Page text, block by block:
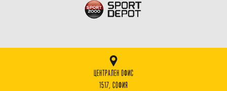
ЦЕНТРАЛЕН ОФИС
1517, СОФИЯ